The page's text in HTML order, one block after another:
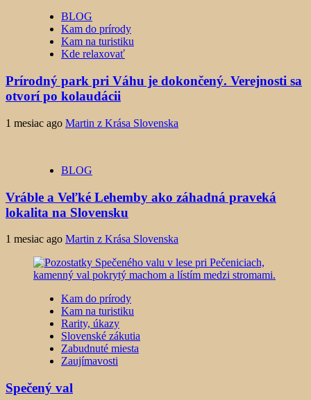
BLOG
Kam do prírody
Kam na turistiku
Kde relaxovať
Prírodný park pri Váhu je dokončený. Verejnosti sa
otvorí po kolaudácii
1 mesiac ago Martin z Krása Slovenska
BLOG
Vráble a Veľké Lehemby ako záhadná praveká
lokalita na Slovensku
1 mesiac ago Martin z Krása Slovenska
Kam do prírody
Kam na turistiku
Rarity, úkazy
Slovenské zákutia
Zabudnuté miesta
Zaujímavosti
Spečený val